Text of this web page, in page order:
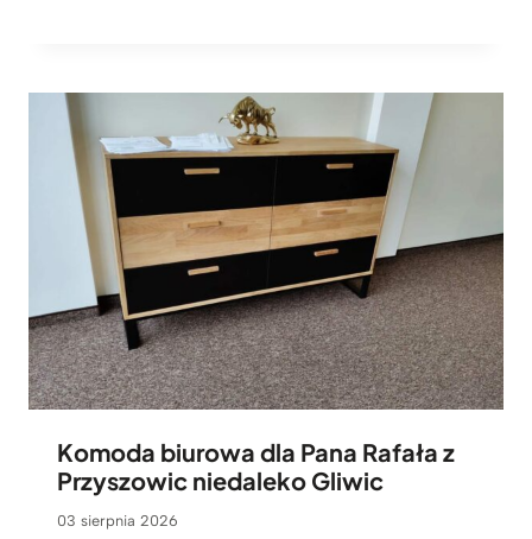
Komoda biurowa dla Pana Rafała z
Przyszowic niedaleko Gliwic
03 sierpnia 2026